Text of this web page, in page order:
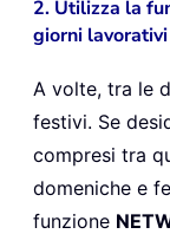
2. Utilizza la
giorni
A volte, tra le
festivi. Se
compresi tra
domeniche e
funzione